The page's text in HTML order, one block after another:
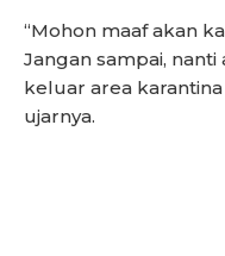
“Mohon maaf akan
Jangan sampai,
keluar area
ujarnya.